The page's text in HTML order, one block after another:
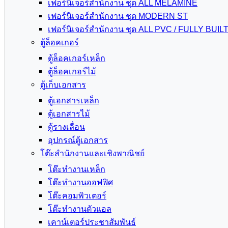
เฟอร์นิเจอร์สำนักงาน ชุด ALL MELAMINE
เฟอร์นิเจอร์สำนักงาน ชุด MODERN ST
เฟอร์นิเจอร์สำนักงาน ชุด ALL PVC / FULLY BUILT
ตู้ล็อคเกอร์
ตู้ล็อคเกอร์เหล็ก
ตู้ล็อคเกอร์ไม้
ตู้เก็บเอกสาร
ตู้เอกสารเหล็ก
ตู้เอกสารไม้
ตู้รางเลื่อน
อุปกรณ์ตู้เอกสาร
โต๊ะสำนักงานและเชิงพาณิชย์
โต๊ะทำงานเหล็ก
โต๊ะทำงานออฟฟิศ
โต๊ะคอมพิวเตอร์
โต๊ะทำงานตัวแอล
เคาน์เตอร์ประชาสัมพันธ์